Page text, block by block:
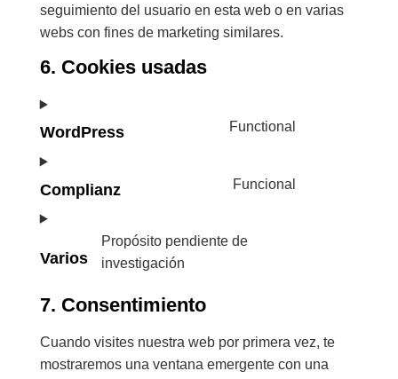
seguimiento del usuario en esta web o en varias
webs con fines de marketing similares.
6. Cookies usadas
WordPress Functional
Complianz Funcional
Varios
Propósito pendiente de
investigación
7. Consentimiento
Cuando visites nuestra web por primera vez, te
mostraremos una ventana emergente con una